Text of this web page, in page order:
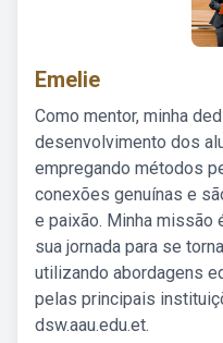
Emelie
Como mentor, minha
desenvolvimento dos
empregando métodos
conexões genuínas e
e paixão. Minha missão
sua jornada para se
utilizando abordagens
pelas principais
dsw.aau.edu.et.